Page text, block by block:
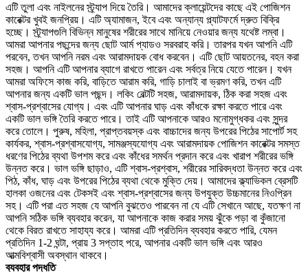
এটি তুলা এবং নাইলনের স্ট্র্যাপ দিয়ে তৈরি। আমাদের ক্লায়েন্টদের কাছে এই পোজিশন
কারেক্টর খুবই জনপ্রিয়। এটি অ্যামাজন, ইবে এবং অন্যান্য প্ল্যাটফর্মে দ্রুত বিক্রি
হচ্ছে। স্ট্র্যাপগুলি বিভিন্ন মানুষের শরীরের সাথে মানিয়ে নেওয়ার জন্য যথেষ্ট লম্বা।
আমরা আপনার পছন্দের জন্য ছোট আর্ম প্যাডও সরবরাহ করি। তারপর যখন আপনি এটি
পরবেন, তখন আপনি নরম এবং আরামদায়ক বোধ করবেন। এটি ছোট আয়তনের, বহন করা
সহজ। আপনি এটি আপনার ব্যাগে রাখতে পারেন এবং সর্বত্র নিয়ে যেতে পারেন। যখন
আমরা অফিসে কাজ করি, বাড়িতে আরাম করি, গাড়ি চালাই বা ভ্রমণ করি, তখন এটি
আপনার জন্য একটি ভাল পছন্দ। লকিং বেল্টটি সহজ, আরামদায়ক, ঠিক করা সহজ এবং
শ্বাস-প্রশ্বাসের যোগ্য। এবং এটি আপনার ঘাড় এবং কাঁধকে রক্ষা করতে পারে এবং
একটি ভাল ভঙ্গি তৈরি করতে পারে। তাই এটি আপনাকে আরও মনোমুগ্ধকর এবং সুন্দর
করে তোলে। পুরুষ, মহিলা, প্রাপ্তবয়স্ক এবং বাচ্চাদের জন্য উপরের পিঠের সাপোর্ট সহ
কার্যকর, শ্বাস-প্রশ্বাসযোগ্য, সামঞ্জস্যযোগ্য এবং আরামদায়ক পোজিশন কারেক্টর সমস্ত
ধরণের পিঠের ব্যথা উপশম করে এবং কাঁধের সমর্থন প্রদান করে এবং খারাপ শরীরের ভঙ্গি
উন্নত করে। ভাল ভঙ্গি ছাড়াও, এটি শ্বাস-প্রশ্বাস, শরীরের সারিবদ্ধতা উন্নত করে এবং
পিঠ, কাঁধ, ঘাড় এবং উপরের পিঠের ব্যথা থেকে মুক্তি দেয়। আমাদের ক্ল্যাভিকল ব্রেসটি
হালকা ওজনের এবং টেকসই এবং শ্বাস-প্রশ্বাসের জন্য উপযুক্ত উচ্চমানের নিওপ্রিন
সহ। এটি পরা এত সহজ যে আপনি বুঝতেও পারবেন না যে এটি সেখানে আছে, যতক্ষণ না
আপনি সঠিক ভঙ্গি ব্যবহার করেন, যা আপনাকে কাজ করার সময় ঝুঁকে পড়া বা কুঁজানো
থেকে বিরত রাখতে সাহায্য করে। আমরা এটি প্রতিদিন ব্যবহার করতে পারি, যেমন
প্রতিদিন 1-2 ঘন্টা, প্রায় 3 সপ্তাহ পরে, আপনার একটি ভাল ভঙ্গি এবং আরও
আত্মবিশ্বাসী অবস্থান থাকবে।
ব্যবহার পদ্ধতি